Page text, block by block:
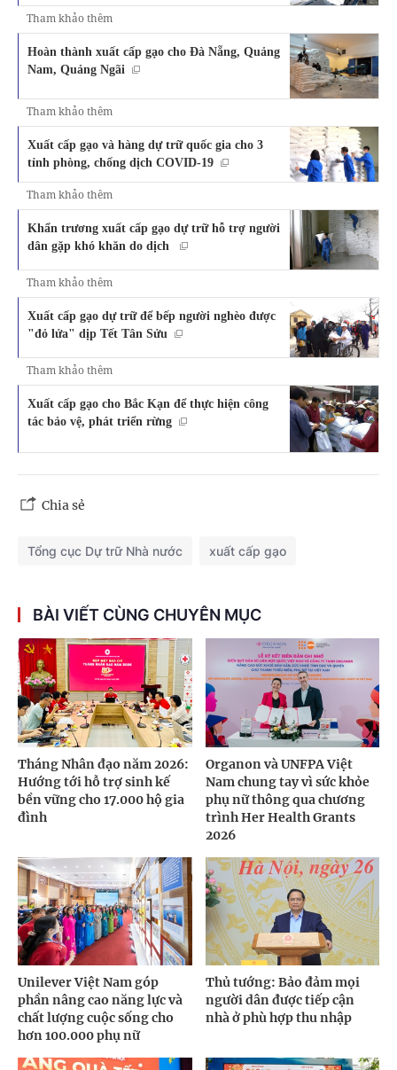
Tham khảo thêm
Hoàn thành xuất cấp gạo cho Đà Nẵng, Quảng
Nam, Quảng Ngãi
Tham khảo thêm
Xuất cấp gạo và hàng dự trữ quốc gia cho 3
tỉnh phòng, chống dịch COVID-19
Tham khảo thêm
Khẩn trương xuất cấp gạo dự trữ hỗ trợ người
dân gặp khó khăn do dịch
Tham khảo thêm
Xuất cấp gạo dự trữ để bếp người nghèo được
"đỏ lửa" dịp Tết Tân Sửu
Tham khảo thêm
Xuất cấp gạo cho Bắc Kạn để thực hiện công
tác bảo vệ, phát triển rừng
Chia sẻ
Tổng cục Dự trữ Nhà nước xuất cấp gạo
BÀI VIẾT CÙNG CHUYÊN MỤC
Tháng Nhân đạo năm 2026:
Hướng tới hỗ trợ sinh kế
bền vững cho 17.000 hộ gia
đình
Organon và UNFPA Việt
Nam chung tay vì sức khỏe
phụ nữ thông qua chương
trình Her Health Grants
2026
Unilever Việt Nam góp
phần nâng cao năng lực và
chất lượng cuộc sống cho
hơn 100.000 phụ nữ
Thủ tướng: Bảo đảm mọi
người dân được tiếp cận
nhà ở phù hợp thu nhập